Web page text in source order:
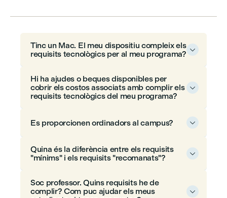

Tinc un Mac. El meu dispositiu compleix els
requisits tecnològics per al meu programa?

Hi ha ajudes o beques disponibles per
cobrir els costos associats amb complir els
requisits tecnològics del meu programa?

Es proporcionen ordinadors al campus?

Quina és la diferència entre els requisits
"mínims" i els requisits "recomanats"?

Soc professor. Quins requisits he de
complir? Com puc ajudar els meus